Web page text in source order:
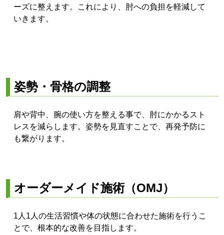
ーズに整えます。これにより、肘への負担を軽減して
いきます。
姿勢・骨格の調整
肩や背中、腕の使い方を整える事で、肘にかかるスト
レスを減らします。姿勢を見直すことで、再発予防に
も繋がります。
オーダーメイド施術（OMJ）
1人1人の生活習慣や体の状態に合わせた施術を行うこ
とで、根本的な改善を目指します。